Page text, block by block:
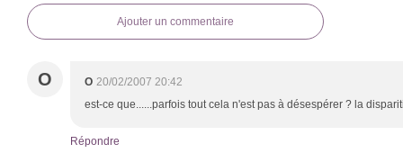
Ajouter un commentaire
O O 20/02/2007 20:42
est-ce que......parfois tout cela n'est pas à désespérer ? la
Répondre